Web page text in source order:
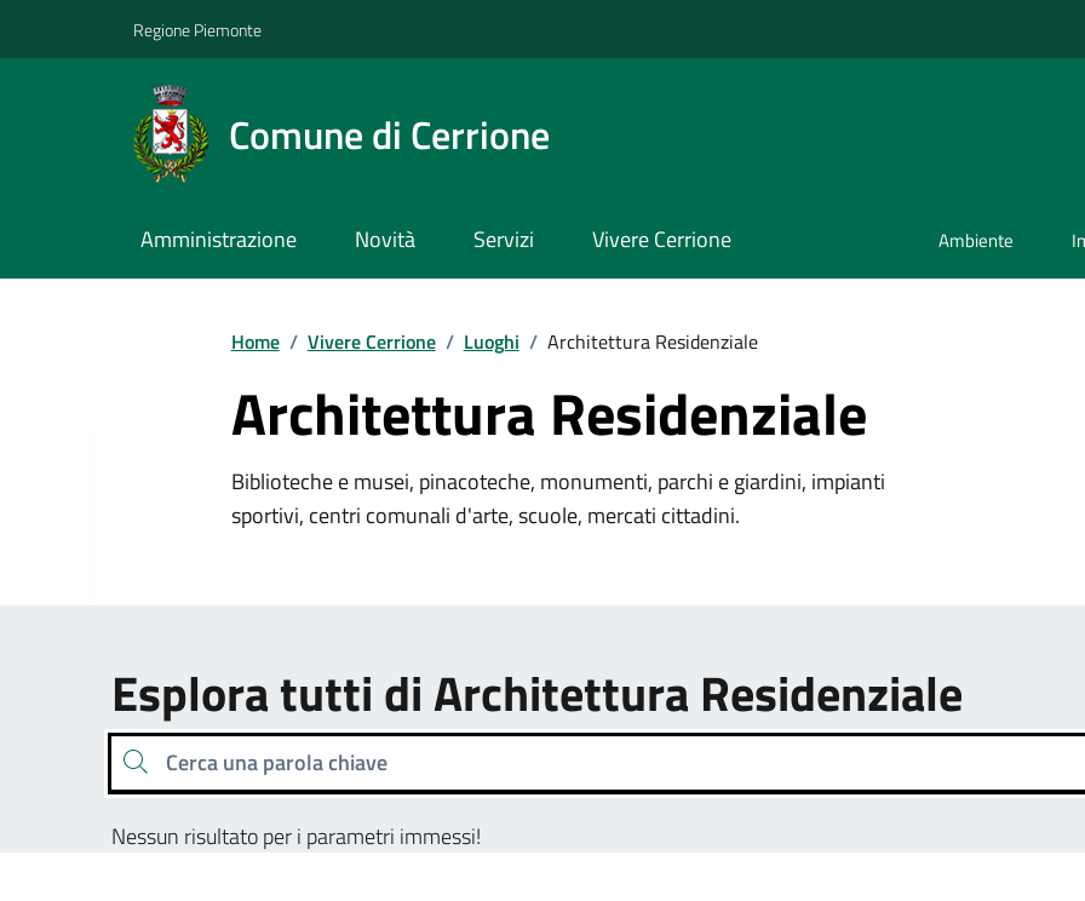
Regione Piemonte
Comune di Cerrione
Amministrazione Novità Servizi Vivere Cerrione Ambiente
Home / Vivere Cerrione / Luoghi / Architettura Residenziale
Architettura Residenziale
Biblioteche e musei, pinacoteche, monumenti, parchi e giardini, impianti
sportivi, centri comunali d'arte, scuole, mercati cittadini.
Esplora tutti di Architettura Residenziale
Cerca una parola chiave
Nessun risultato per i parametri immessi!